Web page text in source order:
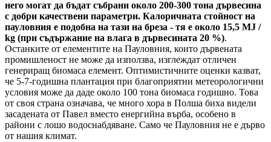
него могат да бъдат събрани около 200-300 тона дървесина
с добри качествени параметри. Калоричната стойност на
пауловния е подобна на тази на бреза - тя е около 15,5 MJ /
kg (при съдържание на влага в дървесината 20 %).
Останките от елементите на Пауловния, които дървената
промишленост не може да използва, изглеждат отличен
генериращ биомаса елемент. Оптимистичните оценки казват,
че 5-7-годишна плантация при благоприятни метеорологични
условия може да даде около 100 тона биомаса годишно. Това
от своя страна означава, че много хора в Полша биха видели
засадената от Павел вместо енергийна върба, особено в
райони с лошо водоснабдяване. Само че Пауловния не е дърво
от нашия климат.